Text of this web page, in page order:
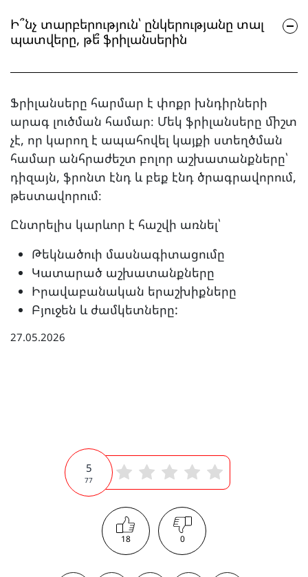
Ի՞նչ տարբերություն՝ ընկերությանը տալ
պատվերը, թե՞ ֆրիլանսերին
Ֆրիլանսերը հարմար է փոքր խնդիրների
արագ լուծման համար։ Մեկ ֆրիլանսերը միշտ
չէ, որ կարող է ապահովել կայքի ստեղծման
համար անհրաժեշտ բոլոր աշխատանքները՝
դիզայն, ֆրոնտ էնդ և բեք էնդ ծրագրավորում,
թեստավորում։
Ընտրելիս կարևոր է հաշվի առնել՝
Թեկնածուի մասնագիտացումը
Կատարած աշխատանքները
Իրավաբանական երաշխիքները
Բյուջեն և ժամկետները:
27.05.2026
77
5
18 0